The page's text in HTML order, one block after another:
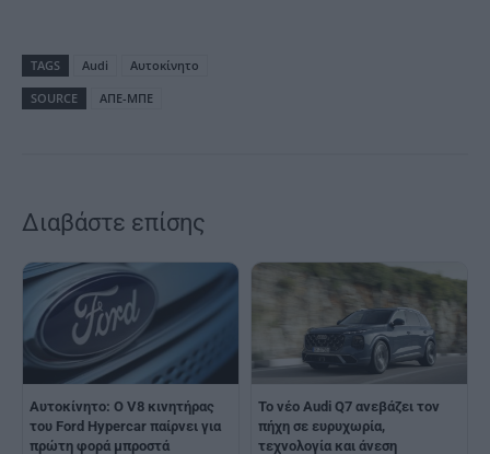
TAGS Audi
Αυτοκίνητο
SOURCE
ΑΠΕ-ΜΠΕ
Διαβάστε επίσης
Αυτοκίνητο: Ο V8 κινητήρας
του Ford Hypercar παίρνει για
πρώτη φορά μπροστά
Το νέο Audi Q7 ανεβάζει τον
πήχη σε ευρυχωρία,
τεχνολογία και άνεση